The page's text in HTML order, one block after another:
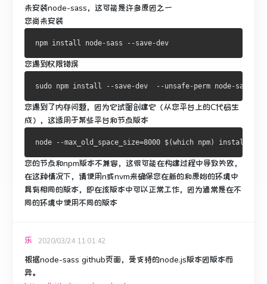
未安装node-sass，这可能是许多原因之一
您尚未安装
您遇到权限错误
您遇到了内存问题，因为它试图创建它（从您平台上的C代码生
成），这适用于某些平台和节点版本
您的节点和npm版本不兼容，这很可能在构建过程中导致失败，
在这种情况下，请使用n或nvm来确保您在新的和原始的环境中
具有相同的版本，即在该版本中可以正常工作，因为通常是在不
同的环境中使用不同的版本
乐 2020/03/24 11:01:42
根据node-sass github页面，受支持的node.js版本因版本而
异。